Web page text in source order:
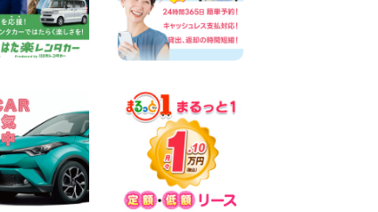
☆ 埼玉県 杉戸店
100円レンタカー 杉戸
2026年08月07日
交通事故にご注意ください 新
潟県 佐渡空港店
100円レンタカー 佐渡空港
2026年08月07日
楽しい佐渡旅行を守るために!
安全運転のお願い 新潟県 両
津店
100円レンタカー 両津